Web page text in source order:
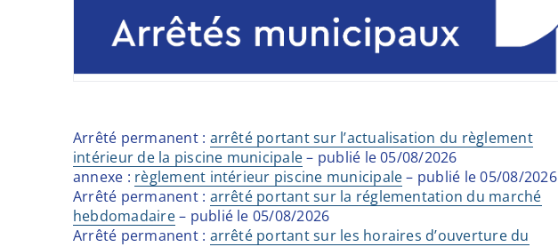
Arrêté permanent : arrêté portant sur l’actualisation du règlement
intérieur de la piscine municipale– publié le 05/08/2026
annexe : règlement intérieur piscine municipale– publié le 05/08/2026
Arrêté permanent : arrêté portant sur la réglementation du marché
hebdomadaire– publié le 05/08/2026
Arrêté permanent : arrêté portant sur les horaires d’ouverture du